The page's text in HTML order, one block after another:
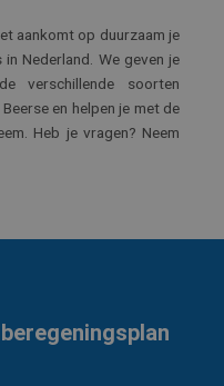
aankomt op duurzaam je
Nederland. We geven je
verschillende soorten
en helpen je met de
Heb je vragen? Neem